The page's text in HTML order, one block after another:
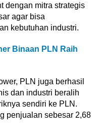
dengan mitra strategis
agar bisa
kebutuhan industri.
Binaan PLN Raih
PLN juga berhasil
dan industri beralih
sendiri ke PLN.
penjualan sebesar 2,68